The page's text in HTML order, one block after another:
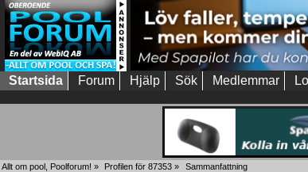
Startsida Forum Hjälp Sök Medlemmar
Allt om pool, Poolforum! » Profilen för 87353 » Sammanfattning